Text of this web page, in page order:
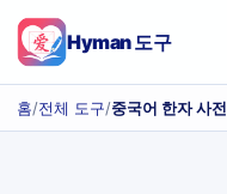
Hyman 도구
홈/전체 도구/중국어 한자 사전